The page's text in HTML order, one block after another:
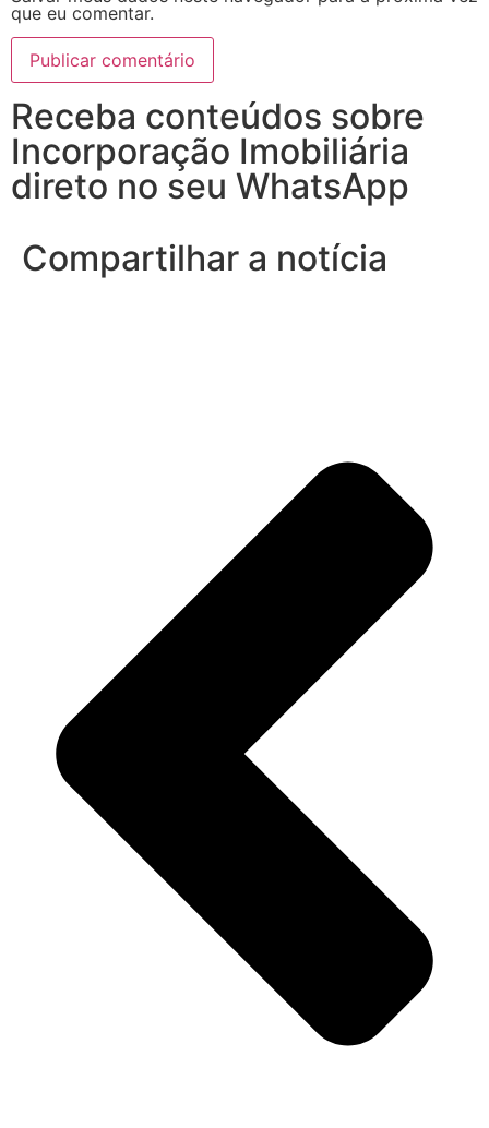
que eu comentar.
Receba conteúdos sobre
Incorporação Imobiliária
direto no seu WhatsApp
Compartilhar a notícia